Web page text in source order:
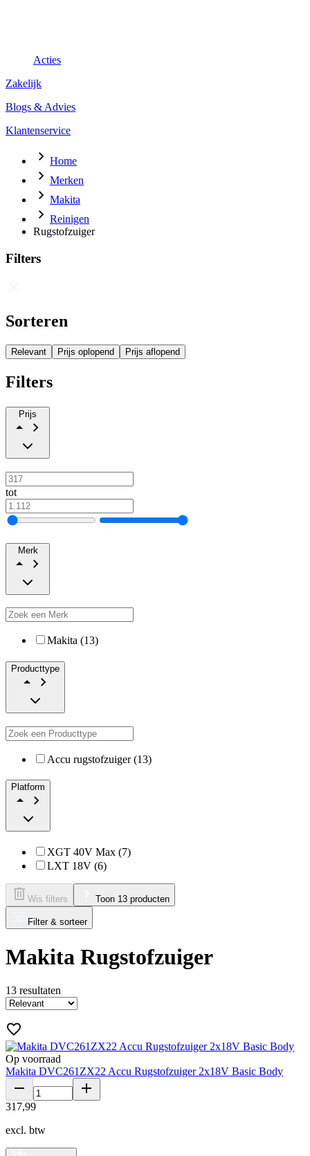
Acties
Zakelijk
Blogs & Advies
Klantenservice
Home
Merken
Makita
Reinigen
Rugstofzuiger
Filters
Sorteren
Relevant Prijs oplopend Prijs aflopend
Filters
Prijs
tot
Merk
Makita (13)
Producttype
Accu rugstofzuiger (13)
Platform
XGT 40V Max (7)
LXT 18V (6)
Wis filters Toon 13 producten
Filter & sorteer
Makita Rugstofzuiger
13 resultaten
Op voorraad
Makita DVC261ZX22 Accu Rugstofzuiger 2x18V Basic Body
317,99
excl. btw